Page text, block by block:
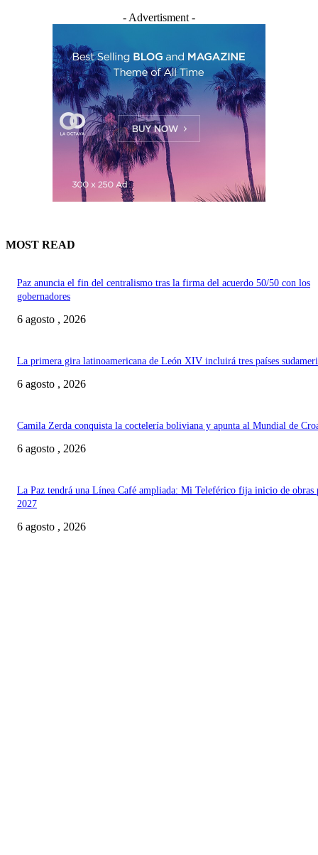
- Advertisment -
MOST READ
Paz anuncia el fin del centralismo tras la firma del acuerdo 50/50 con los
gobernadores
6 agosto , 2026
La primera gira latinoamericana de León XIV incluirá tres países
6 agosto , 2026
Camila Zerda conquista la coctelería boliviana y apunta al Mundial de
6 agosto , 2026
La Paz tendrá una Línea Café ampliada: Mi Teleférico fija inicio de obras
2027
6 agosto , 2026